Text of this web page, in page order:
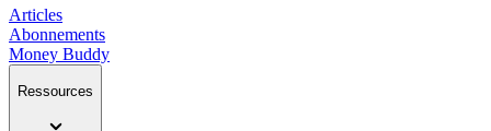
Articles
Abonnements
Money Buddy
Ressources